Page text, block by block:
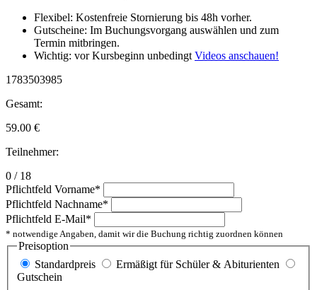
Flexibel: Kostenfreie Stornierung bis 48h vorher.
Gutscheine: Im Buchungsvorgang auswählen und zum
Termin mitbringen.
Wichtig: vor Kursbeginn unbedingt Videos anschauen!
1783503985
Gesamt:
59.00 €
Teilnehmer:
0 / 18
Pflichtfeld Vorname*
Pflichtfeld Nachname*
Pflichtfeld E-Mail*
* notwendige Angaben, damit wir die Buchung richtig zuordnen können
Preisoption
Standardpreis
Ermäßigt für Schüler & Abiturienten
Gutschein